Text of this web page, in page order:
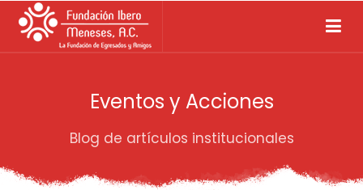
Eventos y Acciones
Blog de artículos institucionales